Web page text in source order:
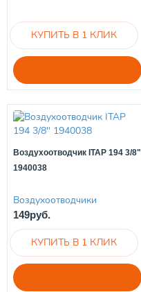
Воздухоотводчик ITAP 194 3/8"
1940038
Воздухоотводчики
149руб.